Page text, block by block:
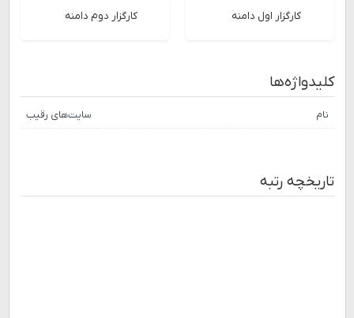
کارگزار اول دامنه کارگزار دوم دامنه
کلیدواژه‌ها
نام سایت‌های رقیب
تاریخچه رتبه